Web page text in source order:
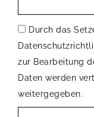
Durch das
zur Bearbeitung
Daten werden
weitergegeben.